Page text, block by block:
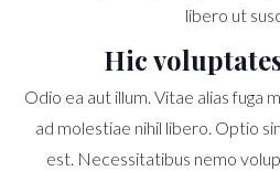
libero ut
Hic
Odio ea aut illum. Vitae alias fuga
ad molestiae nihil libero. Optio
est. Necessitatibus nemo